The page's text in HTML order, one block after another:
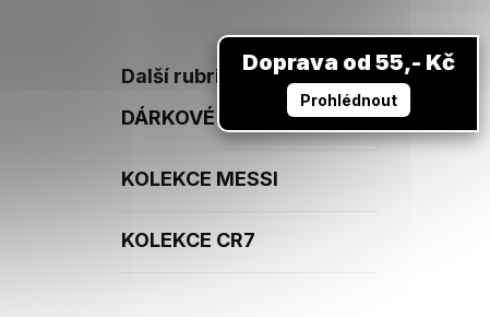
Další rubriky
DÁRKOVÉ POUKAZY
KOLEKCE MESSI
KOLEKCE CR7
Doprava od 55,- Kč
Prohlédnout